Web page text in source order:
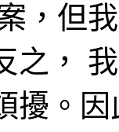
，但
之，
擾。